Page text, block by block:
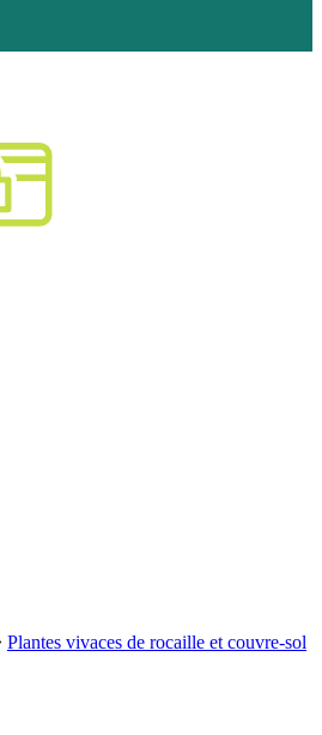
Plantes vivaces de rocaille et couvre-sol